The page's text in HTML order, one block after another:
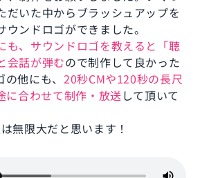
だいた中からブラッシュアップを
ンドロゴができました。
も、サウンドロゴを教えると「聴
会話が弾むので制作して良かった
他にも、 20秒CMや120秒の長尺
に合わせて制作・放送して頂いて
無限大だと思います！